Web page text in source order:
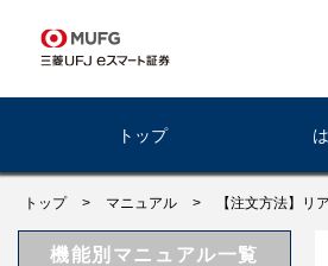
トップ
トップ > マニュアル > 【注文方法】リ
機能別マニュアル一覧